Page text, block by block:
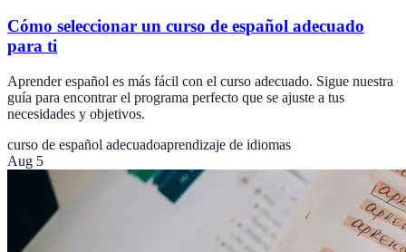
Cómo seleccionar un curso de español adecuado
para ti
Aprender español es más fácil con el curso adecuado. Sigue nuestra
guía para encontrar el programa perfecto que se ajuste a tus
necesidades y objetivos.
curso de español adecuadoaprendizaje de idiomas
Aug 5